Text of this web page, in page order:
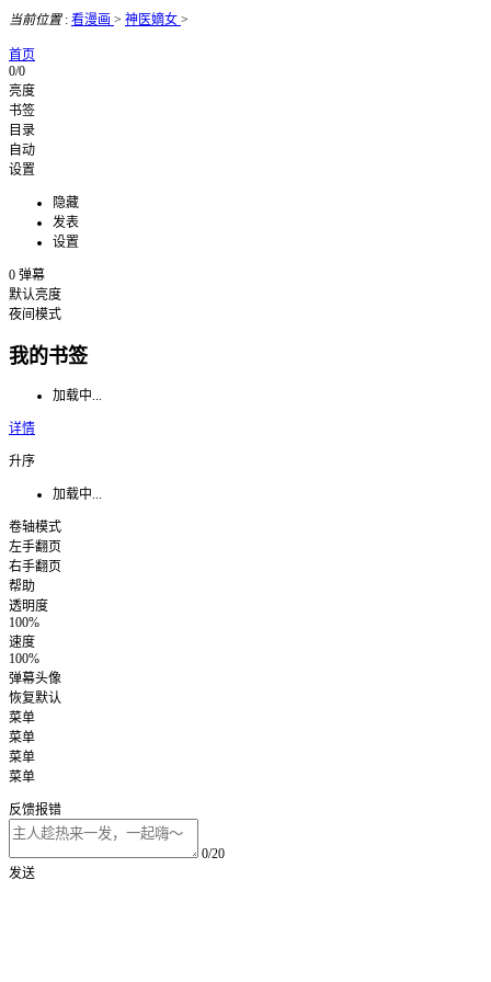
当前位置: 看漫画 > 神医嫡女 >
首页
0/0
亮度
书签
目录
自动
设置
隐藏
发表
设置
0 弹幕
默认亮度
夜间模式
我的书签
加载中...
详情
升序
加载中...
卷轴模式
左手翻页
右手翻页
帮助
透明度
100%
速度
100%
弹幕头像
恢复默认
菜单
菜单
菜单
菜单
反馈报错
0/20
发送